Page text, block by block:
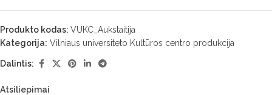
Produkto kodas: VUKC_Aukstaitija
Kategorija: Vilniaus universiteto Kultūros centro produkcija
Dalintis:
Atsiliepimai